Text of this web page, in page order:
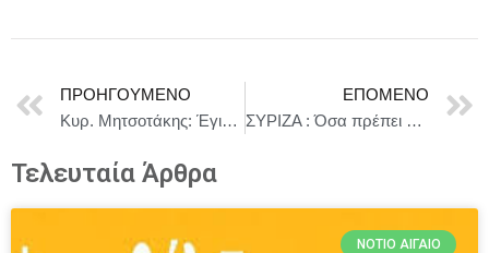
ΠΡΟΗΓΟΎΜΕΝΟ
Κυρ. Μητσοτάκης: Έγιναν σημαντικές προσπάθειες εξυγίανσης του ΟΠΕΚΕΠΕ, όμως αποτύχαμε
ΕΠΌΜΕΝΟ
ΣΥΡΙΖΑ : Όσα πρέπει να ξέρετε για τις εκλογές της ΚΕ
Τελευταία Άρθρα
ΝΌΤΙΟ ΑΙΓΑΊΟ